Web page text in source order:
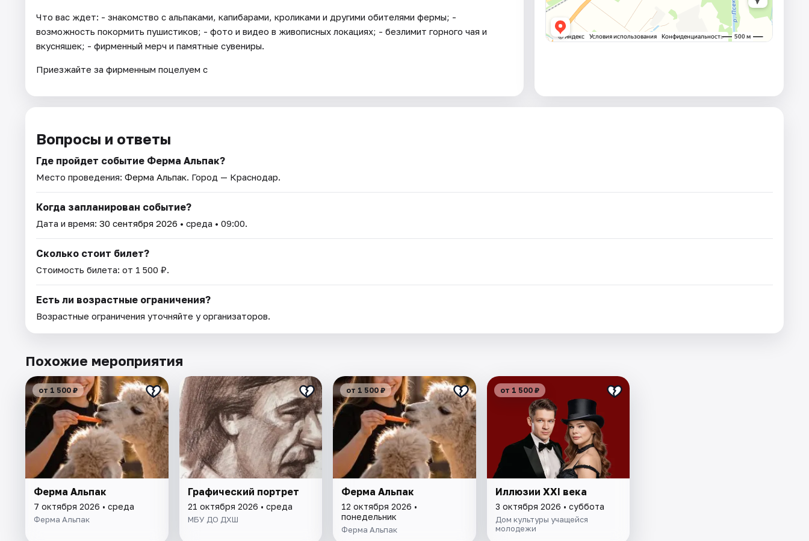
Что вас ждет: - знакомство с альпаками, капибарами, кроликами и другими обителями фермы; -
возможность покормить пушистиков; - фото и видео в живописных локациях; - безлимит горного чая и
вкусняшек; - фирменный мерч и памятные сувениры.
Приезжайте за фирменным поцелуем с
Вопросы и ответы
Где пройдет событие Ферма Альпак?
Место проведения: Ферма Альпак. Город — Краснодар.
Когда запланирован событие?
Дата и время: 30 сентября 2026 • среда • 09:00.
Сколько стоит билет?
Стоимость билета: от 1 500 ₽.
Есть ли возрастные ограничения?
Возрастные ограничения уточняйте у организаторов.
Похожие мероприятия
от 1 500 ₽
Ферма Альпак
7 октября 2026 • среда
Ферма Альпак
Графический портрет
21 октября 2026 • среда
МБУ ДО ДХШ
от 1 500 ₽
Ферма Альпак
12 октября 2026 •
понедельник
Ферма Альпак
от 1 500 ₽
Иллюзии XXI века
3 октября 2026 • суббота
Дом культуры учащейся
молодежи